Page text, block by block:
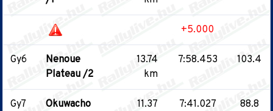
+5.000
Gy6
Nenoue
Plateau /2
13.74
km
7:58.453 103.4
Gy7
Okuwacho
11.37
7:41.027 88.8